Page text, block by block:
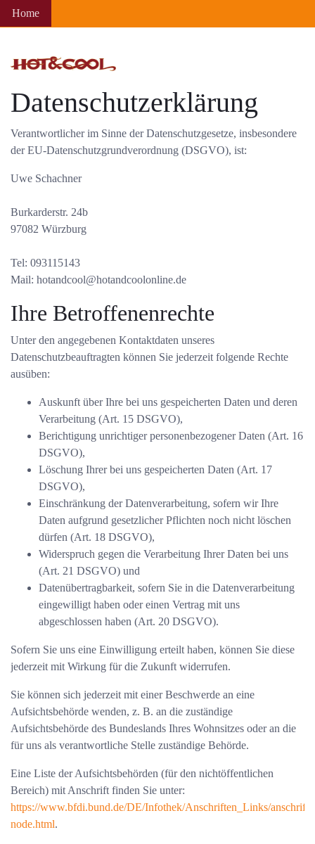
Home
Datenschutzerklärung
Verantwortlicher im Sinne der Datenschutzgesetze, insbesondere
der EU-Datenschutzgrundverordnung (DSGVO), ist:
Uwe Schachner
Burkarderstr. 24b
97082 Würzburg
Tel: 093115143
Mail: hotandcool@hotandcoolonline.de
Ihre Betroffenenrechte
Unter den angegebenen Kontaktdaten unseres
Datenschutzbeauftragten können Sie jederzeit folgende Rechte
ausüben:
Auskunft über Ihre bei uns gespeicherten Daten und deren
Verarbeitung (Art. 15 DSGVO),
Berichtigung unrichtiger personenbezogener Daten (Art. 16
DSGVO),
Löschung Ihrer bei uns gespeicherten Daten (Art. 17
DSGVO),
Einschränkung der Datenverarbeitung, sofern wir Ihre
Daten aufgrund gesetzlicher Pflichten noch nicht löschen
dürfen (Art. 18 DSGVO),
Widerspruch gegen die Verarbeitung Ihrer Daten bei uns
(Art. 21 DSGVO) und
Datenübertragbarkeit, sofern Sie in die Datenverarbeitung
eingewilligt haben oder einen Vertrag mit uns
abgeschlossen haben (Art. 20 DSGVO).
Sofern Sie uns eine Einwilligung erteilt haben, können Sie diese
jederzeit mit Wirkung für die Zukunft widerrufen.
Sie können sich jederzeit mit einer Beschwerde an eine
Aufsichtsbehörde wenden, z. B. an die zuständige
Aufsichtsbehörde des Bundeslands Ihres Wohnsitzes oder an die
für uns als verantwortliche Stelle zuständige Behörde.
Eine Liste der Aufsichtsbehörden (für den nichtöffentlichen
Bereich) mit Anschrift finden Sie unter:
https://www.bfdi.bund.de/DE/Infothek/Anschriften_Links/
node.html.